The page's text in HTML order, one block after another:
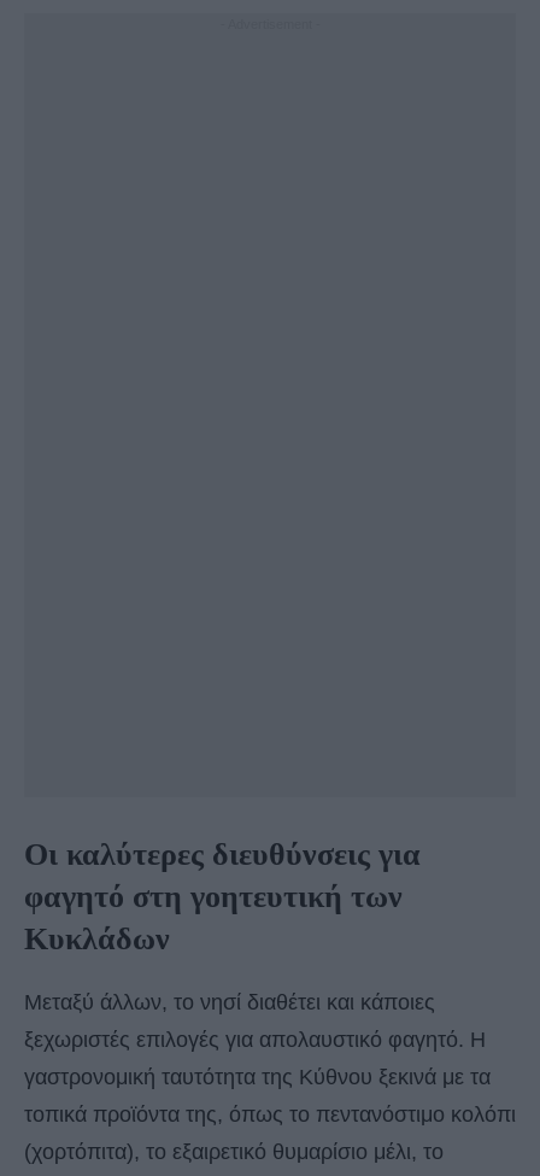
Οι καλύτερες διευθύνσεις για
φαγητό στη γοητευτική των
Κυκλάδων
Μεταξύ άλλων, το νησί διαθέτει και κάποιες
ξεχωριστές επιλογές για απολαυστικό φαγητό. Η
γαστρονομική ταυτότητα της Κύθνου ξεκινά με τα
τοπικά προϊόντα της, όπως το πεντανόστιμο κολόπι
(χορτόπιτα), το εξαιρετικό θυμαρίσιο μέλι, το